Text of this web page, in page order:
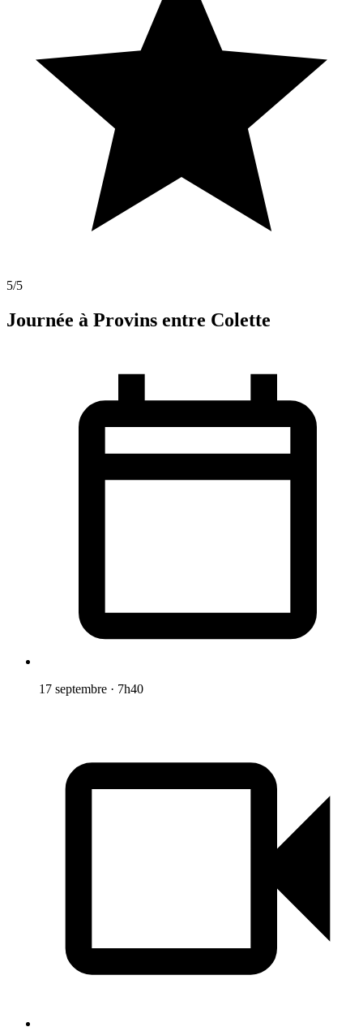
5/5
Journée à Provins entre Colette
17 septembre · 7h40